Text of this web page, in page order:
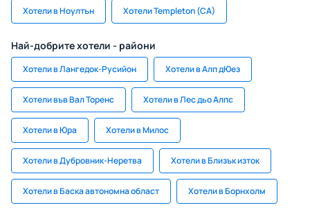
Хотели в Ноултън Хотели Templeton (CA)
Най-добрите хотели - райони
Хотели в Лангедок-Русийон Хотели в Алп дЮез
Хотели във Вал Торенс Хотели в Лес дьо Алпс
Хотели в Юра Хотели в Милос
Хотели в Дубровник-Неретва Хотели в Близък изток
Хотели в Баска автономна област Хотели в Борнхолм